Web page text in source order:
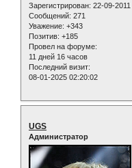
Зарегистрирован: 22-09-2011
Сообщений: 271
Уважение: +343
Позитив: +185
Провел на форуме:
11 дней 16 часов
Последний визит:
08-01-2025 02:20:02
UGS
Администратор